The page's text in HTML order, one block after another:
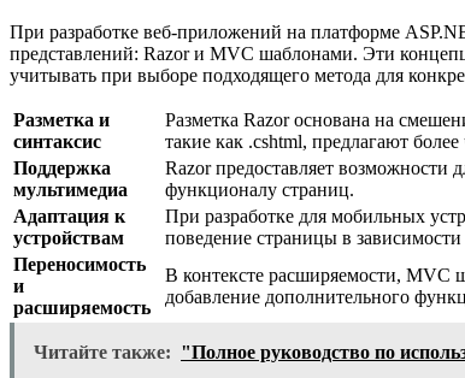
При разработке веб-приложений на платформе
представлений: Razor и MVC шаблонами. Эти
учитывать при выборе подходящего метода для
Разметка и
синтаксис
Разметка Razor основана на
такие как .cshtml, предлагают
Поддержка
мультимедиа
Razor предоставляет возможности
функционалу страниц.
Адаптация к
устройствам
При разработке для мобильных
поведение страницы в
Переносимость
и
расширяемость
В контексте расширяемости, MVC
добавление дополнительного
Читайте также: "Полное руководство по